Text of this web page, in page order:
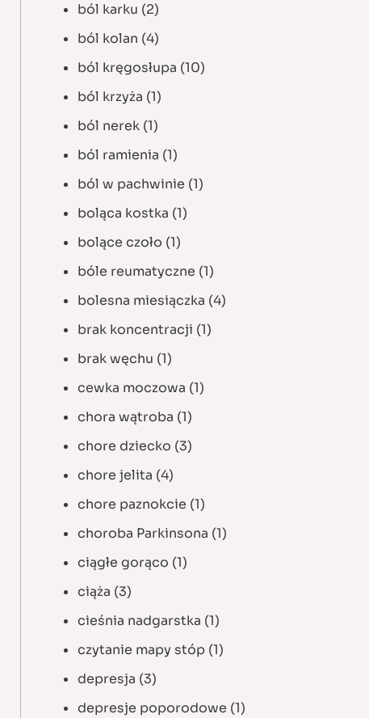
ból karku (2)
ból kolan (4)
ból kręgosłupa (10)
ból krzyża (1)
ból nerek (1)
ból ramienia (1)
ból w pachwinie (1)
boląca kostka (1)
bolące czoło (1)
bóle reumatyczne (1)
bolesna miesiączka (4)
brak koncentracji (1)
brak węchu (1)
cewka moczowa (1)
chora wątroba (1)
chore dziecko (3)
chore jelita (4)
chore paznokcie (1)
choroba Parkinsona (1)
ciągłe gorąco (1)
ciąża (3)
cieśnia nadgarstka (1)
czytanie mapy stóp (1)
depresja (3)
depresje poporodowe (1)